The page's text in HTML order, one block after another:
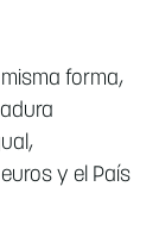
forma,
y el País